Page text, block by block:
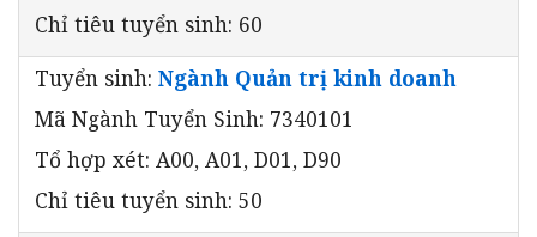
Chỉ tiêu tuyển sinh: 60
Tuyển sinh: Ngành Quản trị kinh doanh
Mã Ngành Tuyển Sinh: 7340101
Tổ hợp xét: A00, A01, D01, D90
Chỉ tiêu tuyển sinh: 50